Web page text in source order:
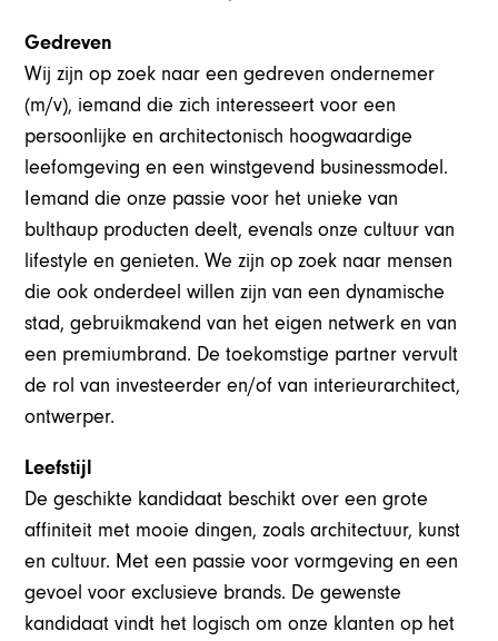
Gedreven
Wij zijn op zoek naar een gedreven ondernemer
(m/v), iemand die zich interesseert voor een
persoonlijke en architectonisch hoogwaardige
leefomgeving en een winstgevend businessmodel.
Iemand die onze passie voor het unieke van
bulthaup producten deelt, evenals onze cultuur van
lifestyle en genieten. We zijn op zoek naar mensen
die ook onderdeel willen zijn van een dynamische
stad, gebruikmakend van het eigen netwerk en van
een premiumbrand. De toekomstige partner vervult
de rol van investeerder en/of van interieurarchitect,
ontwerper.
Leefstijl
De geschikte kandidaat beschikt over een grote
affiniteit met mooie dingen, zoals architectuur, kunst
en cultuur. Met een passie voor vormgeving en een
gevoel voor exclusieve brands. De gewenste
kandidaat vindt het logisch om onze klanten op het